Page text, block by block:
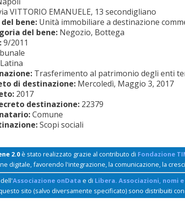
VITTORIO EMANUELE, 13 secondigliano
bene: Unità immobiliare a destinazione
del bene: Negozio, Bottega
9/2011
Latina
Trasferimento al patrimonio degli enti
di destinazione: Mercoledì, Maggio 3, 2017
2017
destinazione: 22379
Comune
Scopi sociali
2.0è stato realizzato grazie al contributo di Fondazione
digitale, favorendo l'integrazione, la comunicazione, la
Associazione onData e di Libera. Associazioni, nomi
sito (salvo diversamente specificato) sono distribuiti con